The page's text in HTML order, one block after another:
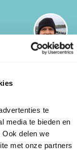
te
media te bieden en
delen we
met onze partners
Madagaskar